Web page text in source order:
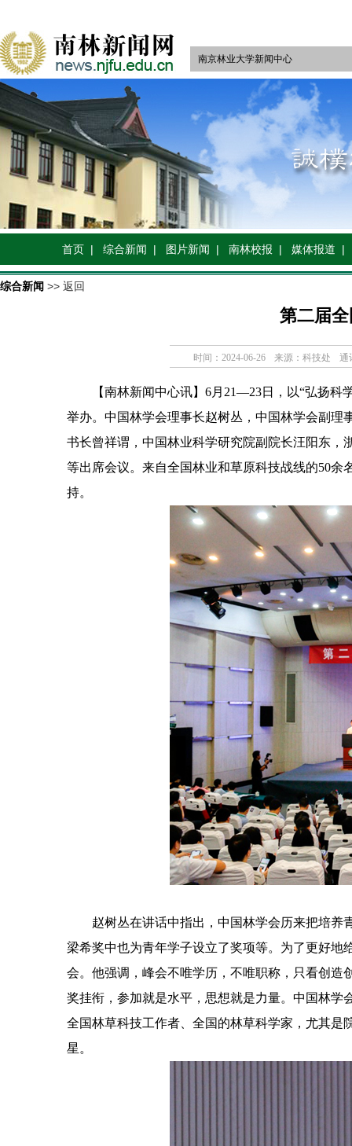
南京林业大学新闻中心
首页 | 综合新闻 | 图片新闻 | 南林校报 | 媒体报道 |
综合新闻 >> 返回
第二届
时间：2024-06-26 来源：科技处 通
【南林新闻中心讯】6月21—23日，以“弘扬科
举办。中国林学会理事长赵树丛，中国林学会副
书长曾祥谓，中国林业科学研究院副院长汪阳东
等出席会议。来自全国林业和草原科技战线的50
持。
赵树丛在讲话中指出，中国林学会历来把培
梁希奖中也为青年学子设立了奖项等。为了更好
会。他强调，峰会不唯学历，不唯职称，只看创
奖挂衔，参加就是水平，思想就是力量。中国林
全国林草科技工作者、全国的林草科学家，尤其
星。